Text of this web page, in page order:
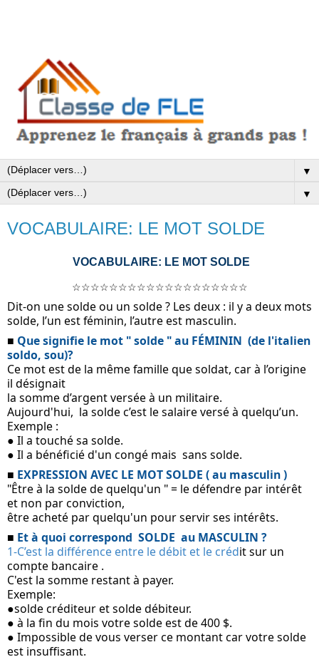
▼
▼
VOCABULAIRE: LE MOT SOLDE
VOCABULAIRE: LE MOT SOLDE
☆☆☆☆☆☆☆☆☆☆☆☆☆☆☆☆☆☆☆
Dit-on une solde ou un solde ? Les deux : il y a deux mots
solde, l’un est féminin, l’autre est masculin.
■ Que signifie le mot " solde " au FÉMININ  (de l'italien
soldo, sou)?
Ce mot est de la même famille que soldat, car à l’origine
il désignait
la somme d’argent versée à un militaire.
Aujourd'hui,  la solde c’est le salaire versé à quelqu’un.
Exemple :
● Il a touché sa solde.
● Il a bénéficié d'un congé mais  sans solde.
■ EXPRESSION AVEC LE MOT SOLDE ( au masculin )
"Être à la solde de quelqu'un " = le défendre par intérêt
et non par conviction,
être acheté par quelqu'un pour servir ses intérêts.
■ Et à quoi correspond  SOLDE  au MASCULIN ?
1-C’est la différence entre le débit et le crédit sur un
compte bancaire .
C'est la somme restant à payer.
Exemple:
●solde créditeur et solde débiteur.
● à la fin du mois votre solde est de 400 $.
● Impossible de vous verser ce montant car votre solde
est insuffisant.